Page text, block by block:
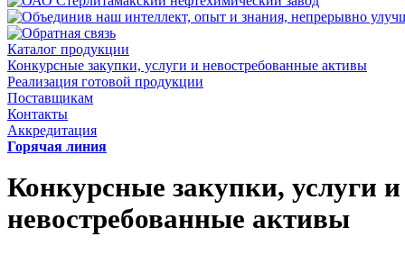
Каталог продукции
Конкурсные закупки, услуги и невостребованные активы
Реализация готовой продукции
Поставщикам
Контакты
Аккредитация
Горячая линия
Конкурсные закупки, услуги и
невостребованные активы